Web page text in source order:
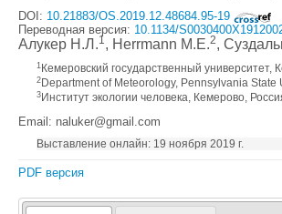
DOI: 10.21883/OS.2019.12.48684.95-19
Переводная версия: 10.1134/
Алукер Н.Л.1, Herrmann M.Е.2,
1 Кемеровский государственный университет,
2 Department of Meteorology, Pennsylvania State
3 Институт экологии человека, Кемерово,
Email: naluker@gmail.com
Выставление онлайн: 19 ноября 2019 г.
PDF версия